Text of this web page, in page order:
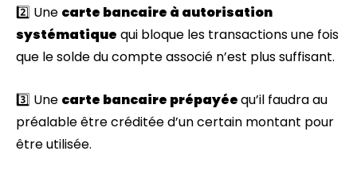
2️⃣ Une carte bancaire à autorisation
systématique qui bloque les transactions une fois
que le solde du compte associé n’est plus suffisant.
3️⃣ Une carte bancaire prépayéequ’il faudra au
préalable être créditée d’un certain montant pour
être utilisée.